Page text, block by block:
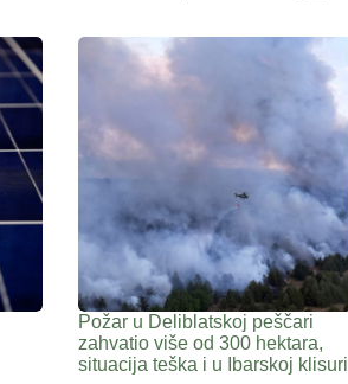
Požar u Deliblatskoj peščari
zahvatio više od 300 hektara,
situacija teška i u Ibarskoj klisuri